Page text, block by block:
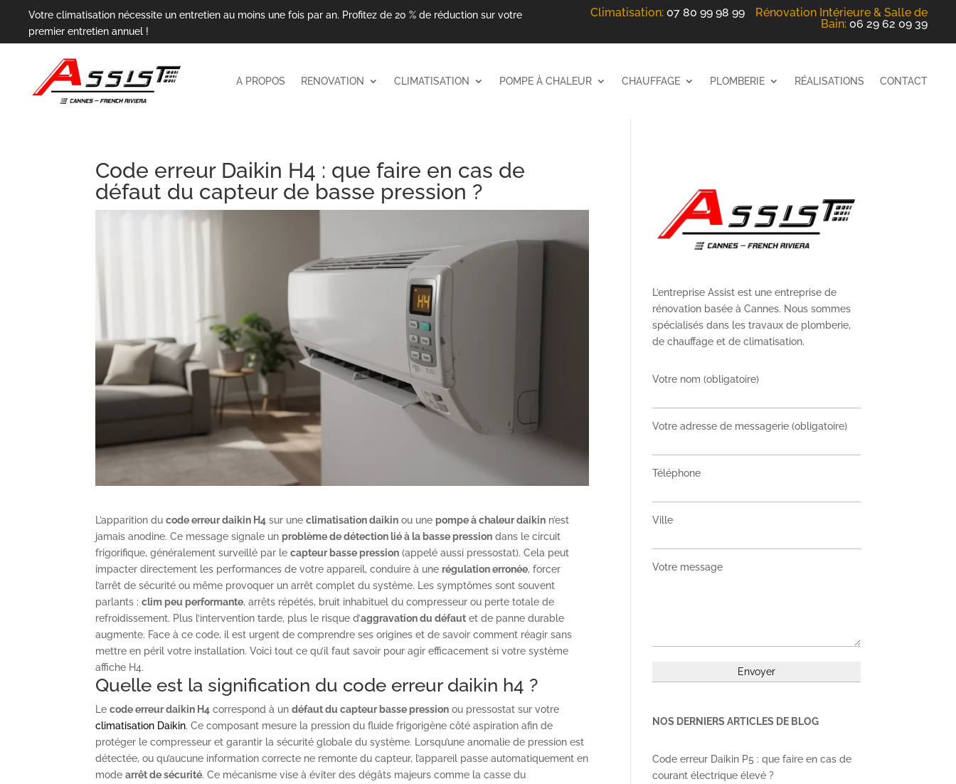
Votre climatisation nécessite un entretien au moins une fois par an. Profitez de 20 % de réduction sur votre
premier entretien annuel !
Climatisation: 07 80 99 98 99 Rénovation Intérieure & Salle de
Bain: 06 29 62 09 39
A PROPOS RENOVATION CLIMATISATION POMPE À CHALEUR CHAUFFAGE PLOMBERIE RÉALISATIONS CONTACT
Code erreur Daikin H4 : que faire en cas de
défaut du capteur de basse pression ?
L’apparition ducode erreur daikin H4 sur uneclimatisation daikin ou une pompe à chaleur daikin n’est
jamais anodine. Ce message signale un problème de détection lié à la basse pression dans le circuit
frigorifique, généralement surveillé par lecapteur basse pression (appelé aussi pressostat). Cela peut
impacter directement les performances de votre appareil, conduire à une régulation erronée, forcer
l’arrêt de sécurité ou même provoquer un arrêt complet du système. Les symptômes sont souvent
parlants :clim peu performante, arrêts répétés, bruit inhabituel du compresseur ou perte totale de
refroidissement. Plus l’intervention tarde, plus le risque d’aggravation du défaut et de panne durable
augmente. Face à ce code, il est urgent de comprendre ses origines et de savoir comment réagir sans
mettre en péril votre installation. Voici tout ce qu’il faut savoir pour agir efficacement si votre système
affiche H4.
Quelle est la signification du code erreur daikin h4 ?
Lecode erreur daikin H4 correspond à undéfaut du capteur basse pression ou pressostat sur votre
climatisation Daikin. Ce composant mesure la pression du fluide frigorigène côté aspiration afin de
protéger le compresseur et garantir la sécurité globale du système. Lorsqu’une anomalie de pression est
détectée, ou qu’aucune information correcte ne remonte du capteur, l’appareil passe automatiquement en
modearrêt de sécurité. Ce mécanisme vise à éviter des dégâts majeurs comme la casse du
L’entreprise Assist est une entreprise de
rénovation basée à Cannes. Nous sommes
spécialisés dans les travaux de plomberie,
de chauffage et de climatisation.
Votre nom (obligatoire)
Votre adresse de messagerie (obligatoire)
Téléphone
Ville
Votre message
NOS DERNIERS ARTICLES DE BLOG
Code erreur Daikin P5 : que faire en cas de
courant électrique élevé ?